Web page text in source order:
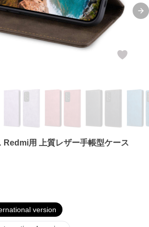
Redmi用 上質レザー手帳型ケース
version